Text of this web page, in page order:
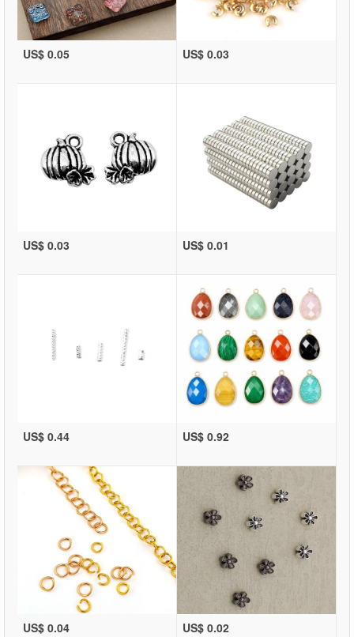
US$ 0.05 US$ 0.03
US$ 0.03 US$ 0.01
US$ 0.44 US$ 0.92
US$ 0.04 US$ 0.02